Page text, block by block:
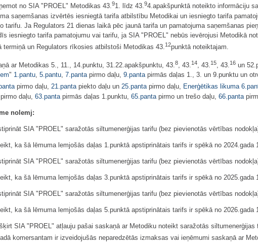
no SIA "PROEL" Metodikas 43.91. līdz 43.94.apakšpunktā noteikto informāciju
saņemšanas izvērtēs iesniegtā tarifa atbilstību Metodikai un iesniegto tarifa
tarifu. Ja Regulators 21 dienas laikā pēc jaunā tarifa un pamatojuma saņemšanas
iesniegto tarifa pamatojumu vai tarifu, ja SIA "PROEL" nebūs ievērojusi Metodikā
termiņā un Regulators rīkosies atbilstoši Metodikas 43. 12punktā noteiktajam.
ar Metodikas 5., 11., 14.punktu, 31.22.apakšpunktu, 43.8, 43.14, 43.15, 43.16 un
" 1.pantu, 5.pantu, 7.pantapirmo daļu, 9.pantapirmās daļas 1., 3. un 9.punktu un
pirmo daļu, 21.pantapiekto daļu un 25.pantapirmo daļu, Enerģētikas likuma
pirmo daļu, 63.panta pirmās daļas 1.punktu, 65.panta pirmo un trešo daļu, 66.panta
nolemj:
SIA "PROEL" saražotās siltumenerģijas tarifu (bez pievienotās vērtības
ka šā lēmuma lemjošās daļas 1.punktā apstiprinātais tarifs ir spēkā no 2024.gada
SIA "PROEL" saražotās siltumenerģijas tarifu (bez pievienotās vērtības
ka šā lēmuma lemjošās daļas 3.punktā apstiprinātais tarifs ir spēkā no 2025.gada
SIA "PROEL" saražotās siltumenerģijas tarifu (bez pievienotās vērtības
ka šā lēmuma lemjošās daļas 5.punktā apstiprinātais tarifs ir spēkā no 2026.gada
SIA "PROEL" atļauju pašai saskaņā ar Metodiku noteikt saražotās
komersantam ir izveidojušās neparedzētās izmaksas vai ieņēmumi saskaņā ar